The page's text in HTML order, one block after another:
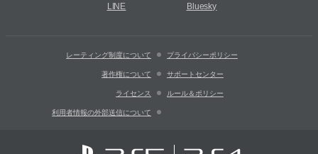
LINE Bluesky
レーティング制度について プライバシーポリシー
著作権について サポートセンター
ライセンス ルール＆ポリシー
利用者情報の外部送信について